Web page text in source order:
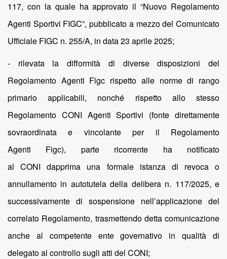
117, con la quale ha approvato il “Nuovo Regolamento
Agenti Sportivi FIGC”, pubblicato a mezzo del Comunicato
Ufficiale FIGC n. 255/A, in data 23 aprile 2025;
- rilevata la difformità di diverse disposizioni del
Regolamento Agenti Figc rispetto alle norme di rango
primario applicabili, nonché rispetto allo stesso
Regolamento CONI Agenti Sportivi (fonte direttamente
sovraordinata e vincolante per il Regolamento
Agenti Figc), parte ricorrente ha notificato
al CONI dapprima una formale istanza di revoca o
annullamento in autotutela della delibera n. 117/2025, e
successivamente di sospensione nell’applicazione del
correlato Regolamento, trasmettendo detta comunicazione
anche al competente ente governativo in qualità di
delegato al controllo sugli atti del CONI;